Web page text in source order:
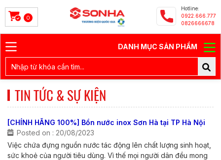
0
Hotline:
0922.666.777
0826666678
DANH MỤC SẢN PHẨM
TIN TỨC & SỰ KIỆN
[CHÍNH HÃNG 100%] Bồn nước inox Sơn Hà tại TP Hà Nội
Posted on : 20/08/2023
Việc chứa đựng nguồn nước tác động lên chất lượng sinh hoạt,
sức khoẻ của người tiêu dùng. Vì thế mọi người dân đều mong